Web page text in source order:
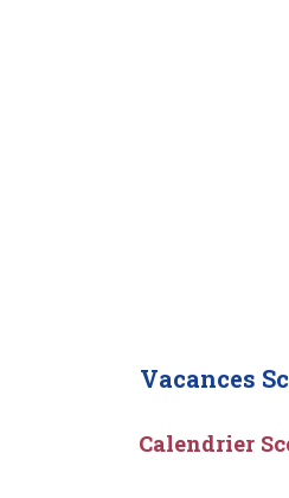
Vacances
Calendrier